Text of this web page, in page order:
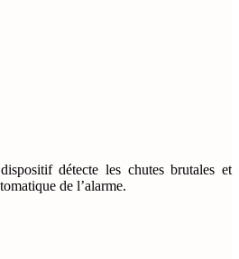
détecte les chutes brutales et
de l’alarme.